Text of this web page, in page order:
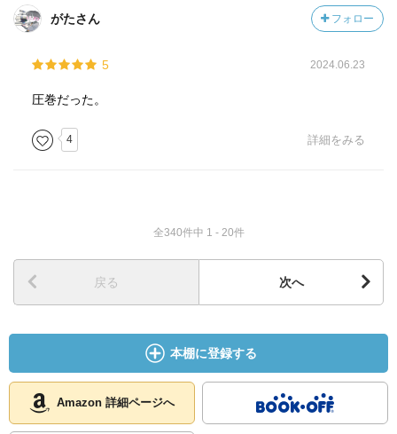
がたさん フォロー
5 2024.06.23
圧巻だった。
4 詳細をみる
全340件中 1 - 20件
戻る 次へ
本棚に登録する
Amazon 詳細ページへ